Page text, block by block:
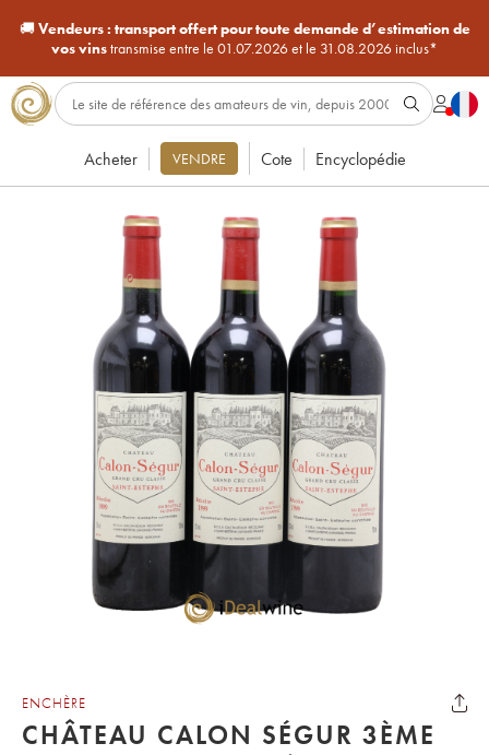
🚚Vendeurs : transport offert pour toute demande d’estimation de
vos vinstransmise entre le 01.07.2026 et le 31.08.2026 inclus*
Acheter VENDRE Cote Encyclopédie
ENCHÈRE
CHÂTEAU CALON SÉGUR 3ÈME